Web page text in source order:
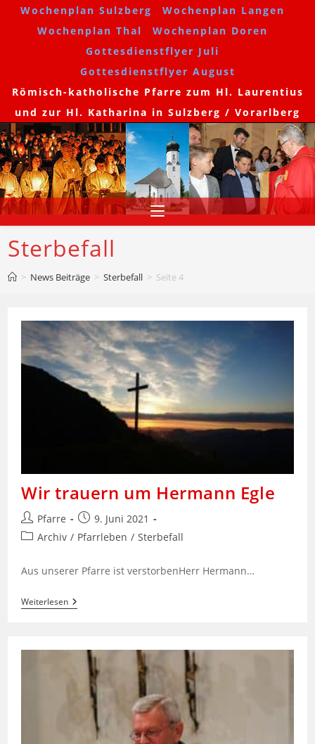
Wochenplan Sulzberg
Wochenplan Langen
Wochenplan Thal
Wochenplan Doren
Gottesdienstflyer Juli
Gottesdienstflyer August
Römisch-katholische Pfarre zum Hl. Laurentius
und zur Hl. Katharina in Sulzberg / Vorarlberg
Sterbefall
> News Beiträge > Sterbefall > Seite 4
Wir trauern um Hermann Egle
Beitrags-
Autor:
Pfarre
Beitrag
veröffentlicht:
9. Juni 2021
Beitrags-
Archiv / Pfarrleben / Sterbefall
Aus unserer Pfarre ist verstorbenHerr Hermann…
WeiterlesenWir
Trauern
Egle